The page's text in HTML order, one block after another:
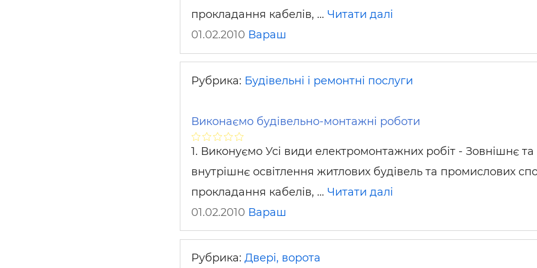
прокладання кабелів, … Читати далі
01.02.2010 Вараш
Рубрика: Будівельні і ремонтні послуги
Виконаємо будівельно-монтажні роботи
1. Виконуємо Усі види електромонтажних робіт - Зовнішнє та
внутрішнє освітлення житлових будівель та промислових
прокладання кабелів, … Читати далі
01.02.2010 Вараш
Рубрика: Двері, ворота